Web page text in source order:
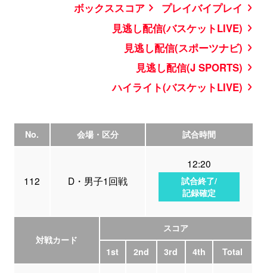
ボックススコア
プレイバイプレイ
見逃し配信(バスケットLIVE)
見逃し配信(スポーツナビ)
見逃し配信(J SPORTS)
ハイライト(バスケットLIVE)
No. 会場・区分 試合時間
112 D・男子1回戦
12:20
試合終了/
記録確定
対戦カード
スコア
1st
2nd 3rd 4th Total